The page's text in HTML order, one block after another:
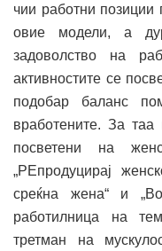
чии работни позиции
овие модели, а
задоволство на
активностите се
подобар баланс
вработените. За таа
посветени на
„РЕпродуцирај
среќна жена“ и
работилница на
третман на